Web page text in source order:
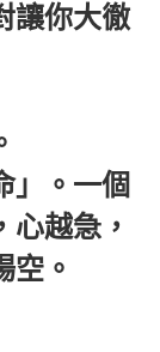
讓你大徹
」。一個
心越急，
空。